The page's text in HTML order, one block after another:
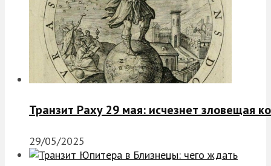
Транзит Раху 29 мая: исчезнет зловещая
29/05/2025